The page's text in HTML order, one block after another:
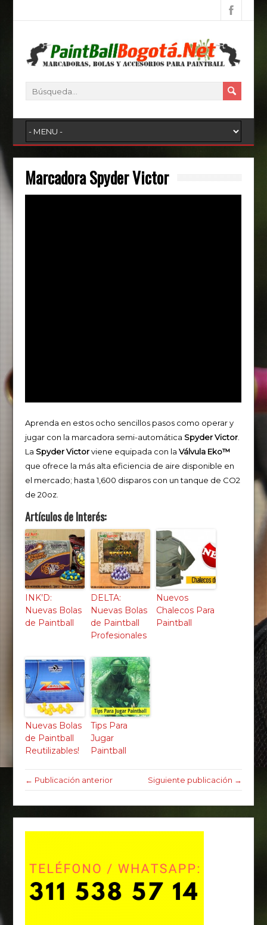
Marcadora Spyder Victor
Aprenda en estos ocho sencillos pasos como operar y
jugar con la marcadora semi-automática Spyder Victor
La Spyder Victorviene equipada con laVálvula Eko™
que ofrece la más alta eficiencia de aire disponible en
el mercado; hasta 1,600 disparos con un tanque de CO2
de 20oz.
Artículos de Interés:
INK’D:
Nuevas Bolas
de Paintball
DELTA:
Nuevas Bolas
de Paintball
Profesionales
Nuevos
Chalecos Para
Paintball
Nuevas Bolas
de Paintball
Reutilizables!
Tips Para
Jugar
Paintball
← Publicación anterior Siguiente publicación →